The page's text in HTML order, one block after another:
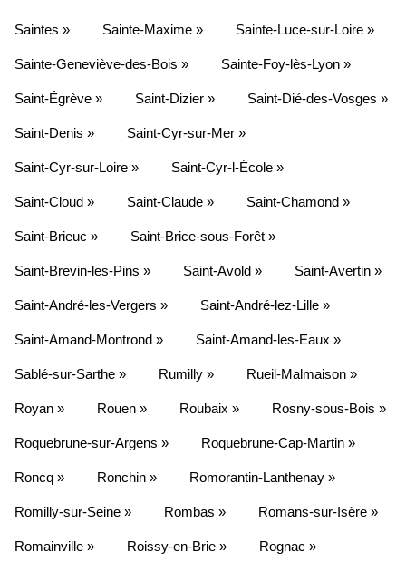
Saintes » Sainte-Maxime » Sainte-Luce-sur-Loire »
Sainte-Geneviève-des-Bois » Sainte-Foy-lès-Lyon »
Saint-Égrève » Saint-Dizier » Saint-Dié-des-Vosges »
Saint-Denis » Saint-Cyr-sur-Mer »
Saint-Cyr-sur-Loire » Saint-Cyr-l-École »
Saint-Cloud » Saint-Claude » Saint-Chamond »
Saint-Brieuc » Saint-Brice-sous-Forêt »
Saint-Brevin-les-Pins » Saint-Avold » Saint-Avertin »
Saint-André-les-Vergers » Saint-André-lez-Lille »
Saint-Amand-Montrond » Saint-Amand-les-Eaux »
Sablé-sur-Sarthe » Rumilly » Rueil-Malmaison »
Royan » Rouen » Roubaix » Rosny-sous-Bois »
Roquebrune-sur-Argens » Roquebrune-Cap-Martin »
Roncq » Ronchin » Romorantin-Lanthenay »
Romilly-sur-Seine » Rombas » Romans-sur-Isère »
Romainville » Roissy-en-Brie » Rognac »